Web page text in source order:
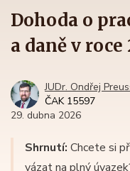
Dohoda o
a daně v roce
JUDr. Ondřej
ČAK 15597
29. dubna 2026
Shrnutí: Chcete si
vázat na plný